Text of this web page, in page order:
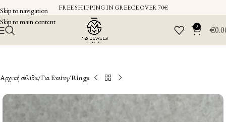
Skip to navigation
Skip to main content
FREE SHIPPING IN GREECE OVER 70€
0 €
Αρχική σελίδα Για Εκείνη Rings